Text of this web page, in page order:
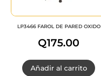
LP3466 FAROL DE PARED OXIDO
Q175.00
Añadir al carrito